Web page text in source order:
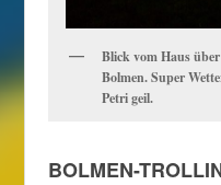
Blick vom Haus
Bolmen. Super
Petri geil.
BOLMEN-